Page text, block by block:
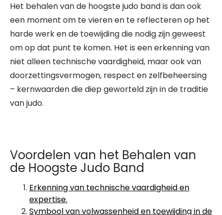
Het behalen van de hoogste judo band is dan ook
een moment om te vieren en te reflecteren op het
harde werk en de toewijding die nodig zijn geweest
om op dat punt te komen. Het is een erkenning van
niet alleen technische vaardigheid, maar ook van
doorzettingsvermogen, respect en zelfbeheersing
– kernwaarden die diep geworteld zijn in de traditie
van judo.
Voordelen van het Behalen van
de Hoogste Judo Band
Erkenning van technische vaardigheid en
expertise.
Symbool van volwassenheid en toewijding in de